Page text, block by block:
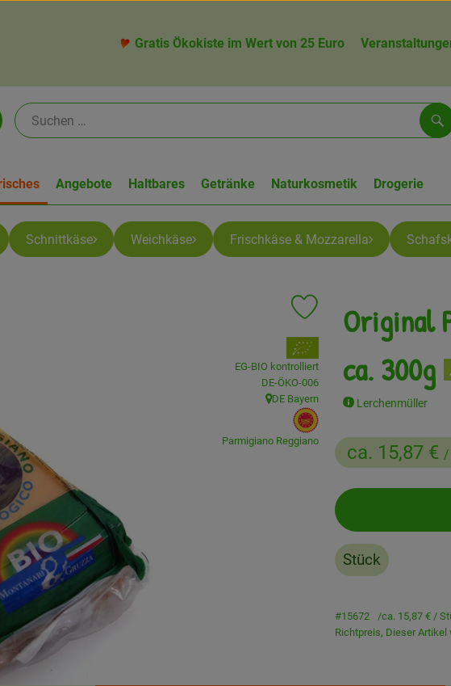
Gratis Ökokiste im Wert von 25 Euro
Angebote Haltbares Getränke Naturkosmetik Drogerie
Schnittkäse Weichkäse Frischkäse & Mozzarella
Original
ca. 300g
Lerchenmüller
ca. 15,87 € /
Produkt zu Favouriten
, Verband:
EG-BIO kontrolliert
, Kontrollstelle:
DE-ÖKO-006
, Herkunft:
DE Bayern
, EU Herkunft:
Parmigiano Reggiano
Stück
#15672 ca. 15,87 € /
Richtpreis, Dieser Artikel